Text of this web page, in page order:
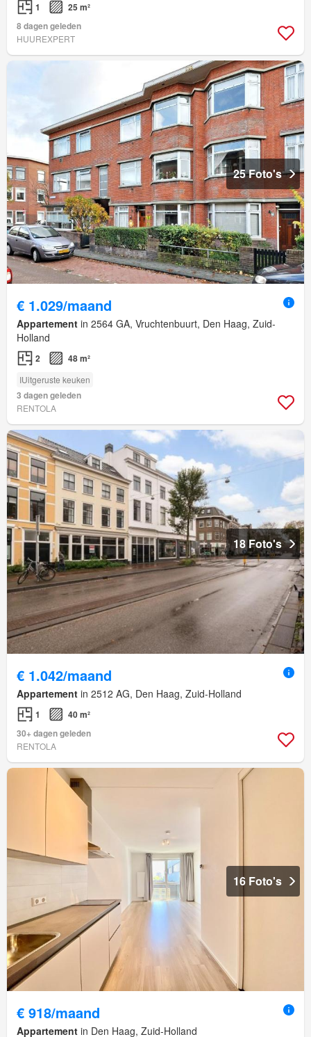
1
25 m²
8 dagen geleden
HUUREXPERT
25 Foto's
€ 1.029/maand
Appartement in 2564 GA, Vruchtenbuurt, Den Haag, Zuid-
Holland
2 48 m²
IUitgeruste keuken
3 dagen geleden
RENTOLA
18 Foto's
€ 1.042/maand
Appartement in 2512 AG, Den Haag, Zuid-Holland
1
40 m²
30+ dagen geleden
RENTOLA
16 Foto's
€ 918/maand
Appartement in Den Haag, Zuid-Holland